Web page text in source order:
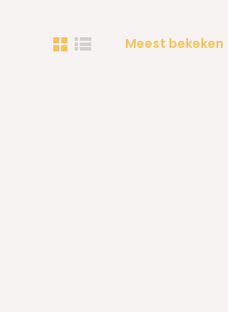
Meest bekeken